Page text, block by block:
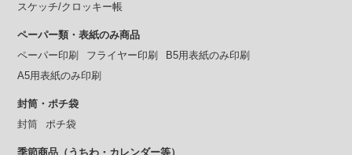
スケッチ/クロッキー帳
ペーパー類・表紙のみ商品
ペーパー印刷
フライヤー印刷
B5用表紙のみ印刷
A5用表紙のみ印刷
封筒・ポチ袋
封筒
ポチ袋
季節商品（うちわ・カレンダー等）